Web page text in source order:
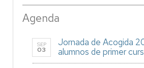
Agenda
SEP
03
Jornada de Acogida
alumnos de primer